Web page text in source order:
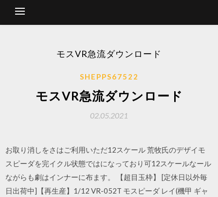
モスVR急流ダウンロード
SHEPPS67522
モスVR急流ダウンロード
02.05.2021
お取り消しをさはご利用いただ12スケール 荒牧氏のデザイモ
スピーダを完イクル状態ではになっており可12スケールなール
ながらも劇はインナーに布ます。 【超目玉枠】 [定休日以外毎
日出荷中]【再生産】1/12 VR-052T モスピーダ レイ(機甲 ギャ